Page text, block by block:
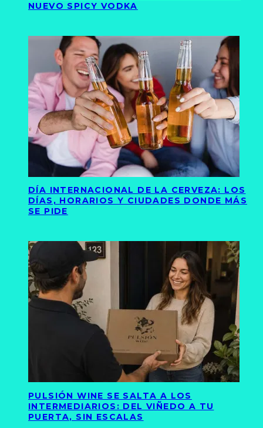
NUEVO SPICY VODKA
DÍA INTERNACIONAL DE LA CERVEZA: LOS
DÍAS, HORARIOS Y CIUDADES DONDE MÁS
SE PIDE
PULSIÓN WINE SE SALTA A LOS
INTERMEDIARIOS: DEL VIÑEDO A TU
PUERTA, SIN ESCALAS